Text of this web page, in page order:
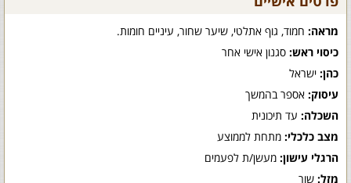
מראה: חמוד, גוף אתלטי, שיער שחור, עיניים חומות.
כיסוי ראש: סגנון אישי אחר
כהן: ישראל
עיסוק: אספר בהמשך
השכלה: עד תיכונית
מצב כלכלי: מתחת לממוצע
הרגלי עישון: מעשן/ת לפעמים
מזל: שור